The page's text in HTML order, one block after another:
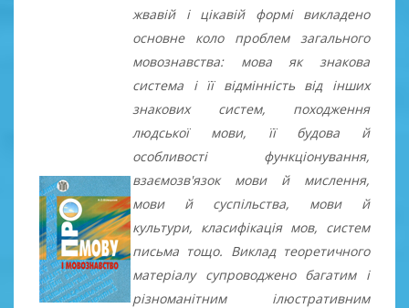
жвавій і цікавій формі викладено
основне коло проблем загального
мовознавства: мова як знакова
система і її відмінність від інших
знакових систем, походження
людської мови, її будова й
особливості функціонування,
взаємозв'язок мови й мислення,
мови й суспільства, мови й
культури, класифікація мов, систем
письма тощо. Виклад теоретичного
матеріалу супроводжено багатим і
різноманітним ілюстративним